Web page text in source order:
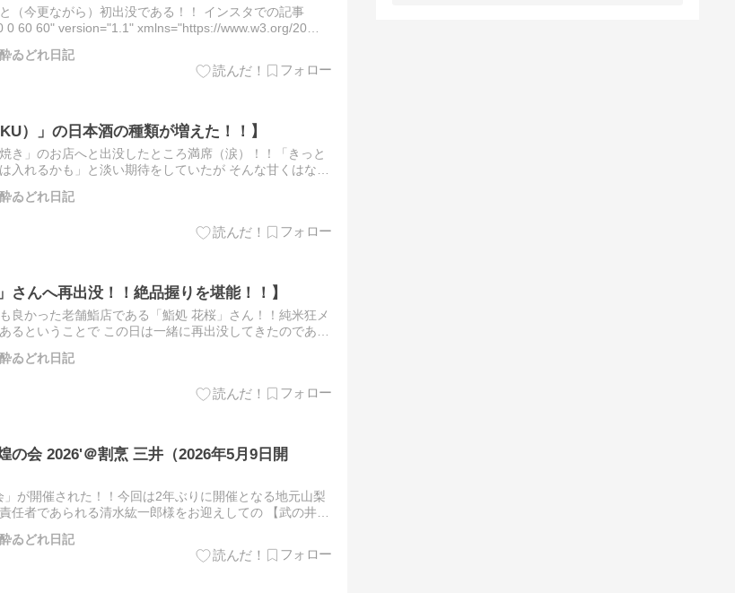
（今更ながら）初出没である！！ インスタでの記事
60 60" version="1.1" xmlns="https://www.w3.org/20…
ゐどれ日記
）」の日本酒の種類が増えた！！】
き」のお店へと出没したところ満席（涙）！！「きっと
れるかも」と淡い期待をしていたが そんな甘くはない
ゐどれ日記
さんへ再出没！！絶品握りを堪能！！】
良かった老舗鮨店である「鮨処 花桜」さん！！純米狂メ
るということで この日は一緒に再出没してきたのであ
ゐどれ日記
の会 2026'＠割烹 三井（2026年5月9日開
が開催された！！今回は2年ぶりに開催となる地元山梨
者であられる清水紘一郎様をお迎えしての 【武の井酒
ゐどれ日記